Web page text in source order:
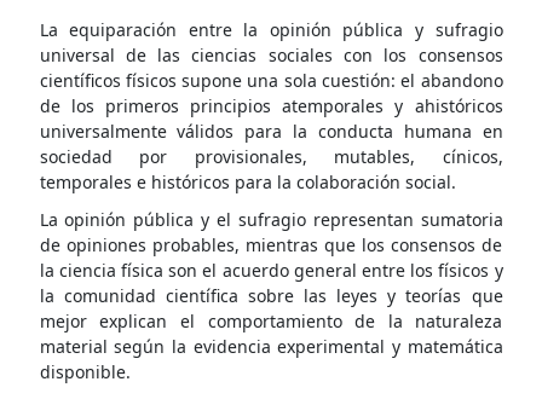
La equiparación entre la opinión pública y sufragio
universal de las ciencias sociales con los consensos
científicos físicos supone una sola cuestión: el abandono
de los primeros principios atemporales y ahistóricos
universalmente válidos para la conducta humana en
sociedad por provisionales, mutables, cínicos,
temporales e históricos para la colaboración social.
La opinión pública y el sufragio representan sumatoria
de opiniones probables, mientras que los consensos de
la ciencia física son el acuerdo general entre los físicos y
la comunidad científica sobre las leyes y teorías que
mejor explican el comportamiento de la naturaleza
material según la evidencia experimental y matemática
disponible.